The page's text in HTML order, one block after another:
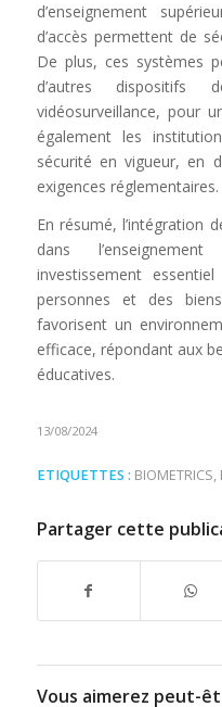
d’enseignement
d’accès permettent de
De plus, ces systèmes
d’autres
vidéosurveillance, pour
également les
sécurité en vigueur, en
exigences réglementaires.
En résumé, l’intégration
dans
investissement
personnes et des
favorisent un
efficace, répondant aux
éducatives.
13/08/2024
ETIQUETTES : BIOMETRICS,
Partager cette
Vous aimerez peut-